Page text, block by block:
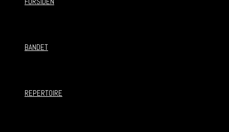
BANDET
REPERTOIRE